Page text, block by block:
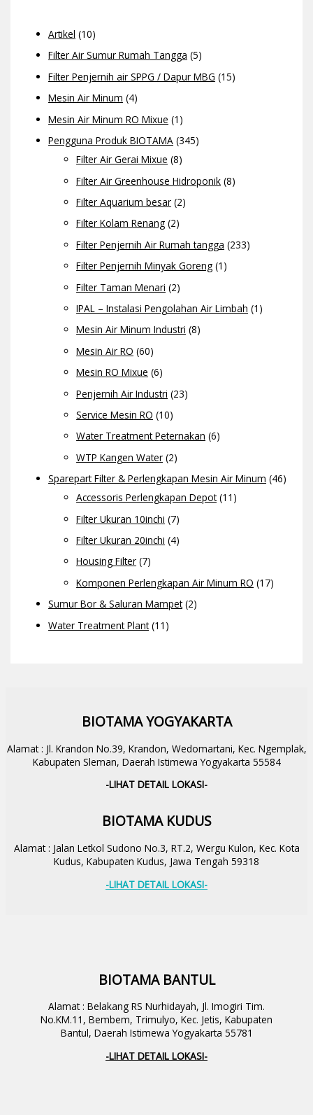
Artikel (10)
Filter Air Sumur Rumah Tangga (5)
Filter Penjernih air SPPG / Dapur MBG (15)
Mesin Air Minum (4)
Mesin Air Minum RO Mixue (1)
Pengguna Produk BIOTAMA (345)
Filter Air Gerai Mixue (8)
Filter Air Greenhouse Hidroponik (8)
Filter Aquarium besar (2)
Filter Kolam Renang (2)
Filter Penjernih Air Rumah tangga (233)
Filter Penjernih Minyak Goreng (1)
Filter Taman Menari (2)
IPAL – Instalasi Pengolahan Air Limbah (1)
Mesin Air Minum Industri (8)
Mesin Air RO (60)
Mesin RO Mixue (6)
Penjernih Air Industri (23)
Service Mesin RO (10)
Water Treatment Peternakan (6)
WTP Kangen Water (2)
Sparepart Filter & Perlengkapan Mesin Air Minum (46)
Accessoris Perlengkapan Depot(11)
Filter Ukuran 10inchi (7)
Filter Ukuran 20inchi (4)
Housing Filter (7)
Komponen Perlengkapan Air Minum RO (17)
Sumur Bor & Saluran Mampet(2)
Water Treatment Plant(11)
BIOTAMA YOGYAKARTA
Alamat : Jl. Krandon No.39, Krandon, Wedomartani, Kec. Ngemplak,
Kabupaten Sleman, Daerah Istimewa Yogyakarta 55584
-LIHAT DETAIL LOKASI-
BIOTAMA KUDUS
Alamat : Jalan Letkol Sudono No.3, RT.2, Wergu Kulon, Kec. Kota
Kudus, Kabupaten Kudus, Jawa Tengah 59318
-LIHAT DETAIL LOKASI-
BIOTAMA BANTUL
Alamat : Belakang RS Nurhidayah, Jl. Imogiri Tim.
No.KM.11, Bembem, Trimulyo, Kec. Jetis, Kabupaten
Bantul, Daerah Istimewa Yogyakarta 55781
-LIHAT DETAIL LOKASI-